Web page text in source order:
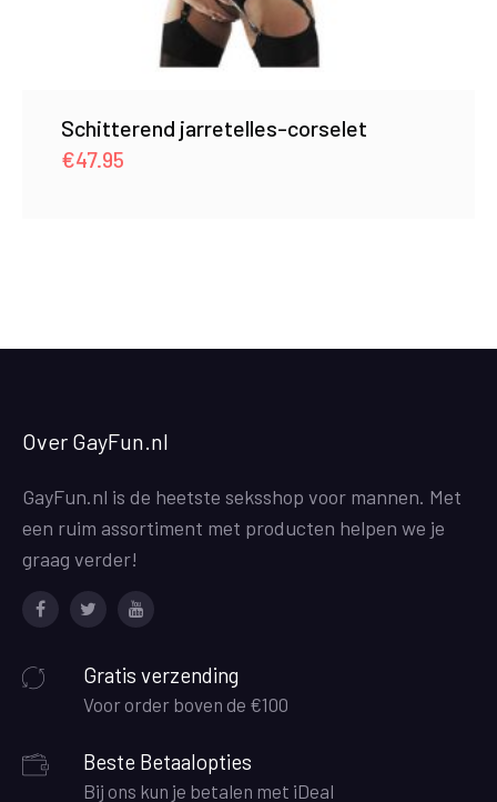
Schitterend jarretelles-corselet
€47.95
Over GayFun.nl
GayFun.nl is de heetste seksshop voor mannen. Met
een ruim assortiment met producten helpen we je
graag verder!
Gratis verzending
Voor order boven de €100
Beste Betaalopties
Bij ons kun je betalen met iDeal